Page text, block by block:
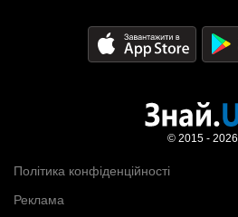
Політика конфіденційності
Реклама
© 2015 - 2026